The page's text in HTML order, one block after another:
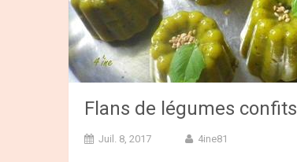
Flans de légumes confits
Juil. 8, 2017 4ine81